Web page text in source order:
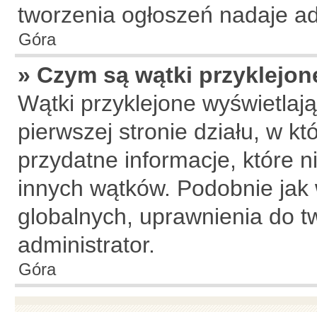
tworzenia ogłoszeń nadaje
Góra
» Czym są wątki
Wątki przyklejone
pierwszej stronie działu, w
przydatne informacje, które
innych wątków. Podobnie jak
globalnych, uprawnienia do
administrator.
Góra